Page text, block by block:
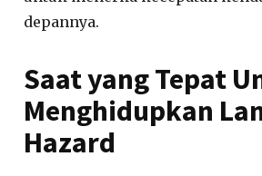
depannya.
Saat yang Tepat
Menghidupkan
Hazard